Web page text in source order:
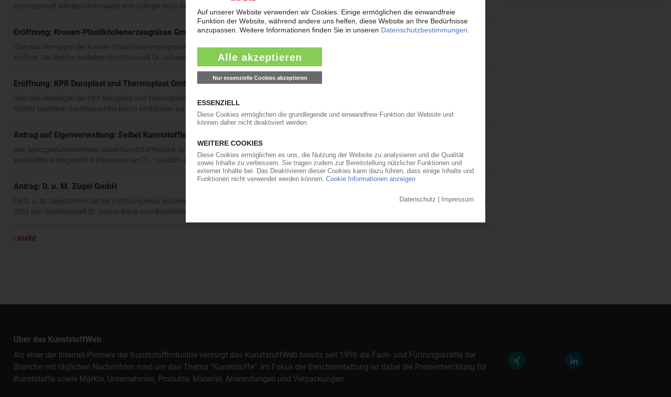
Rechtsanwalt Nikolaos Antoniadis vom Solinger Büro der Kanzlei Anure zum vorläufigen...
Eröffnung: Kronen-Plastikfolienerzeugnisse GmbH & Co KG
Über das Vermögen der Kronen-Plastikfolienerzeugnisse GmbH & Co KG hat das Amtsgericht Darmstadt am 1. August 2026 das Insolvenzverfahren
eröffnet. Die Richter bestellten Rechtsanwalt Dr. Johannes Hancke von der Kanzlei Hezel Hancke Partner...
Eröffnung: KPR Duroplast und Thermoplast GmbH
Über das Vermögen der KPR Duroplast und Thermoplast GmbH hat das Amtsgericht Regensburg am 27. Juli 2026 das Insolvenzverfahren eröffnet. Die
Richter bestellten Rechtsanwältin Katrin Wolfsteiner zur Insolvenzverwalterin. KPR hatte Mitte Mai die...
Antrag auf Eigenverwaltung: Seibel Kunststofftechnik GmbH
Das Spritzgießunternehmen Seibel Kunststofftechnik GmbH hat die Insolvenz in Eigenverwaltung beantragt. Zum vorläufigen Sachwalter bestellte das
zuständige Amtsgericht in Primasens am 27. Juli 2026 Rechtsanwalt Matthias Bayer von der Kanzlei Abel...29.07.2026
Antrag: D. u. M. Zügel GmbH
Die D. u. M. Zügel GmbH hat die Eröffnung eines Insolvenzverfahrens beantragt. Das zuständige Amtsgericht Saarbrücken bestellte daraufhin am 30. Juni
2026 den Rechtsanwalt Dr. Dennis Blank vom Bielefelder Büro der Wirtschaftskanzlei Moenig zum...
mehr
Über das KunststoffWeb
Als einer der Internet-Pioniere der Kunststoffindustrie versorgt das KunststoffWeb bereits seit 1996 die Fach- und Führungskräfte der
Branche mit täglichen Nachrichten rund um das Thema "Kunststoffe". Im Fokus der Berichterstattung ist dabei die Preisentwicklung für
Kunststoffe sowie Märkte, Unternehmen, Produkte, Material, Anwendungen und Verpackungen.